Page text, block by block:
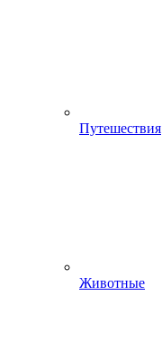
Путешествия
Животные